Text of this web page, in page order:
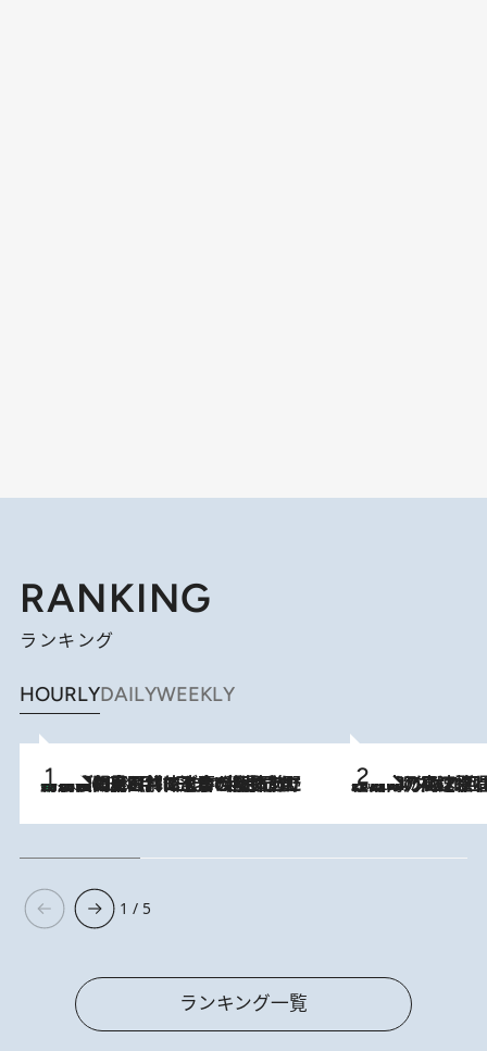
RANKING
ランキング
HOURLYDAILYWEEKLY
2026.8.8
「最後に見られてよかった」上野動物園の東園パンダ舎が解体前に特別公開。8月16日まで延長されたパネル展と共に辿る“半世紀”のパンダ飼育《解体工事の図面あり》 2026.8.7
「湘南乃風に憧れて」観客大盛上がりの“タオル回し”に、ラッパー顔負けの高速歌唱まで…さだまさし（74）のアグレッシブすぎる現在地
1 / 5
ランキング一覧